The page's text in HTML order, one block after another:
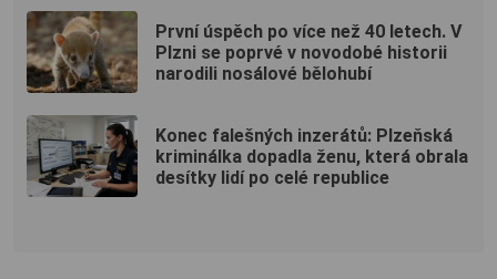
První úspěch po více než 40 letech. V
Plzni se poprvé v novodobé historii
narodili nosálové bělohubí
Konec falešných inzerátů: Plzeňská
kriminálka dopadla ženu, která obrala
desítky lidí po celé republice